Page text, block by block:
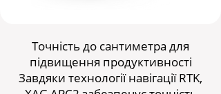
Точність до сантиметра для
підвищення продуктивності
Завдяки технології навігації RTK,